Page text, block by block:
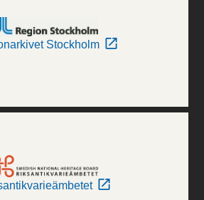
Stockholm